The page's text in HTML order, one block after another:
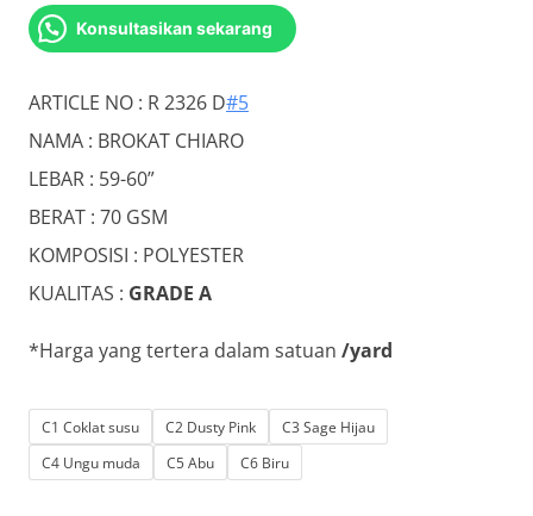
was:
Rp16.000.
is:
Rp10.000.
Konsultasikan sekarang
ARTICLE NO : R 2326 D#5
NAMA : BROKAT CHIARO
LEBAR : 59-60”
BERAT : 70 GSM
KOMPOSISI : POLYESTER
KUALITAS : GRADE A
*Harga yang tertera dalam satuan /yard
C1 Coklat susu C2 Dusty Pink
C3 Sage Hijau
C4 Ungu muda
C5 Abu C6 Biru